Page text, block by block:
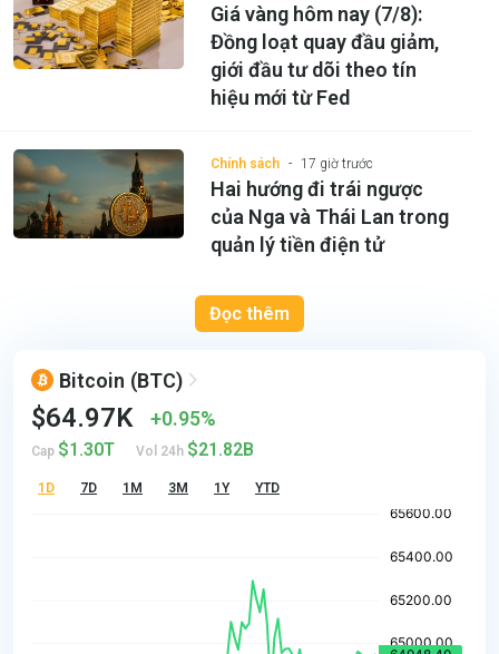
Giá vàng hôm nay (7/8):
Đồng loạt quay đầu giảm,
giới đầu tư dõi theo tín
hiệu mới từ Fed
Chính sách 17 giờ trước
Hai hướng đi trái ngược
của Nga và Thái Lan trong
quản lý tiền điện tử
Đọc thêm
Bitcoin (BTC)
$64.97K 0.95%
Cap $1.30T Vol 24h $21.82B
1D 7D 1M 3M 1Y YTD